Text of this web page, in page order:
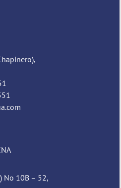
No 10B – 52,